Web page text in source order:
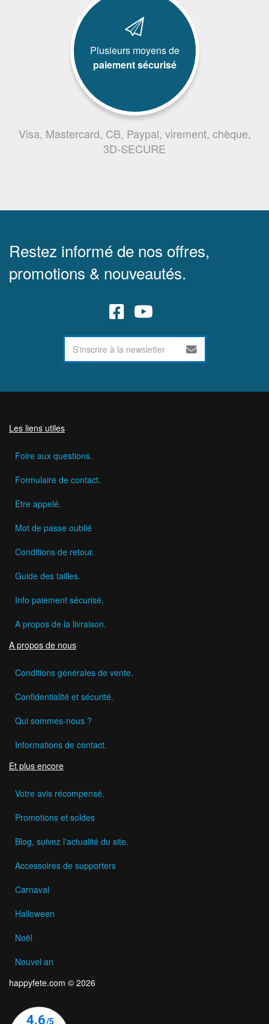
Plusieurs moyens de
paiement sécurisé
Visa, Mastercard, CB, Paypal, virement, chèque,
3D-SECURE
Restez informé de nos offres,
promotions & nouveautés.
Les liens utiles
Foire aux questions.
Formulaire de contact.
Etre appelé.
Mot de passe oublié
Conditions de retour.
Guide des tailles.
Info paiement sécurisé.
A propos de la livraison.
A propos de nous
Conditions générales de vente.
Confidentialité et sécurité.
Qui sommes-nous ?
Informations de contact.
Et plus encore
Votre avis récompensé.
Promotions et soldes
Blog, suivez l'actualité du site.
Accessoires de supporters
Carnaval
Halloween
Noël
Nouvel an
happyfete.com © 2026